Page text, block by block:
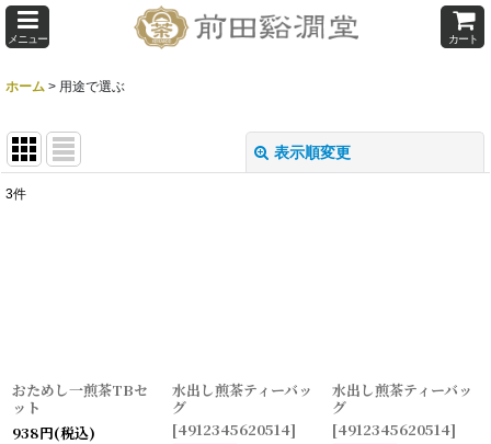
メニュー カート
ホーム > 用途で選ぶ
表示順変更
3件
おためし一煎茶TBセ
ット
938円(税込)
水出し煎茶ティーバッ
グ
[4912345620514]
水出し煎茶ティーバッ
グ
[4912345620514]